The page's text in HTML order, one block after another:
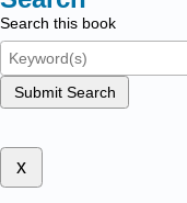
Search this book
Submit Search
x